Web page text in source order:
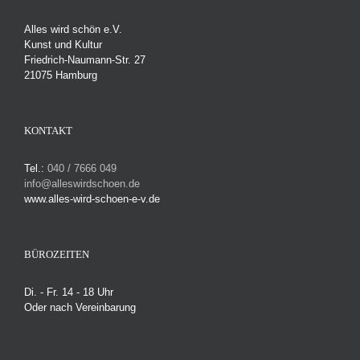
Alles wird schön e.V.
Kunst und Kultur
Friedrich-Naumann-Str. 27
21075 Hamburg
KONTAKT
Tel.: 040 / 7666 049
info@alleswirdschoen.de
www.alles-wird-schoen-e-v.de
BÜROZEITEN
Di. - Fr. 14 - 18 Uhr
Oder nach Vereinbarung